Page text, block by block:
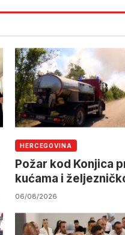
HERCEGOVINA
Požar kod Konjica
kućama i
pruzi, očekuje se
OSBiH
06/08/2026